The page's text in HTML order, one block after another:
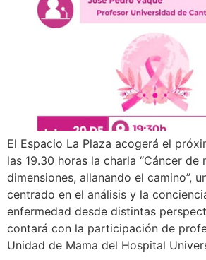
El Espacio La Plaza acogerá el
las 19.30 horas la charla “Cáncer de
dimensiones, allanando el camino”,
centrado en el análisis y la
enfermedad desde distintas
contará con la participación de
Unidad de Mama del Hospital